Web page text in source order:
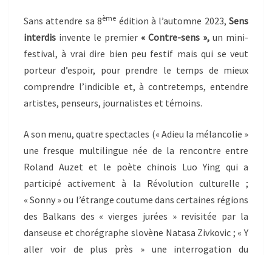
Sans attendre sa 8ème édition à l’automne 2023, Sens
interdis invente le premier « Contre-sens », un mini-
festival, à vrai dire bien peu festif mais qui se veut
porteur d’espoir, pour prendre le temps de mieux
comprendre l’indicible et, à contretemps, entendre
artistes, penseurs, journalistes et témoins.
A son menu, quatre spectacles (« Adieu la mélancolie »
une fresque multilingue née de la rencontre entre
Roland Auzet et le poète chinois Luo Ying qui a
participé activement à la Révolution culturelle ;
« Sonny » ou l’étrange coutume dans certaines régions
des Balkans des « vierges jurées » revisitée par la
danseuse et chorégraphe slovène Natasa Zivkovic ; « Y
aller voir de plus près » une interrogation du